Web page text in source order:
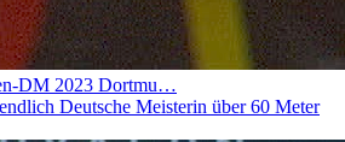
DM 2023 Dortmu…
Deutsche Meisterin über 60 Meter